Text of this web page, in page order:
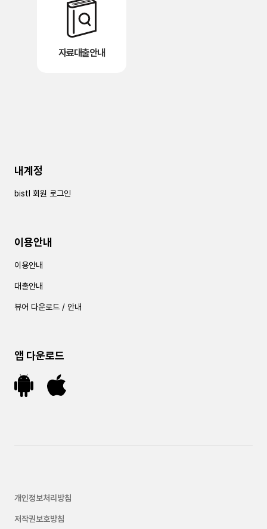
자료대출안내
내계정
bistl 회원 로그인
이용안내
이용안내
대출안내
뷰어 다운로드 / 안내
앱 다운로드
개인정보처리방침
저작권보호방침